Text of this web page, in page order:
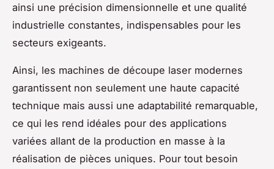
ainsi une précision dimensionnelle et une qualité
industrielle constantes, indispensables pour les
secteurs exigeants.
Ainsi, les machines de découpe laser modernes
garantissent non seulement une haute capacité
technique mais aussi une adaptabilité remarquable,
ce qui les rend idéales pour des applications
variées allant de la production en masse à la
réalisation de pièces uniques. Pour tout besoin